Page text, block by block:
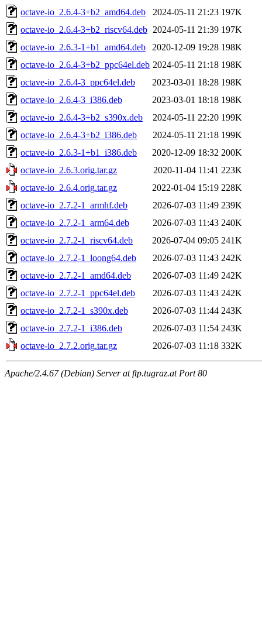
octave-io_2.6.4-3+b2_amd64.deb
2024-05-11 21:23 197K
octave-io_2.6.4-3+b2_riscv64.deb 2024-05-11 21:39 197K
octave-io_2.6.3-1+b1_amd64.deb
2020-12-09 19:28 198K
octave-io_2.6.4-3+b2_ppc64el.deb 2024-05-11 21:18 198K
octave-io_2.6.4-3_ppc64el.deb
2023-03-01 18:28 198K
octave-io_2.6.4-3_i386.deb
2023-03-01 18:18 198K
octave-io_2.6.4-3+b2_s390x.deb
2024-05-11 22:20 199K
octave-io_2.6.4-3+b2_i386.deb
2024-05-11 21:18 199K
octave-io_2.6.3-1+b1_i386.deb
2020-12-09 18:32 200K
octave-io_2.6.3.orig.tar.gz
2020-11-04 11:41 223K
octave-io_2.6.4.orig.tar.gz
2022-01-04 15:19 228K
octave-io_2.7.2-1_armhf.deb
2026-07-03 11:49 239K
octave-io_2.7.2-1_arm64.deb
2026-07-03 11:43 240K
octave-io_2.7.2-1_riscv64.deb
2026-07-04 09:05 241K
octave-io_2.7.2-1_loong64.deb
2026-07-03 11:43 242K
octave-io_2.7.2-1_amd64.deb
2026-07-03 11:49 242K
octave-io_2.7.2-1_ppc64el.deb
2026-07-03 11:43 242K
octave-io_2.7.2-1_s390x.deb
2026-07-03 11:44 243K
octave-io_2.7.2-1_i386.deb
2026-07-03 11:54 243K
octave-io_2.7.2.orig.tar.gz
2026-07-03 11:18 332K
Apache/2.4.67 (Debian) Server at ftp.tugraz.at Port 80